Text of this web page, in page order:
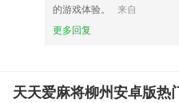
的游戏体验。
来自
更多回复
天天爱麻将柳州安卓版热